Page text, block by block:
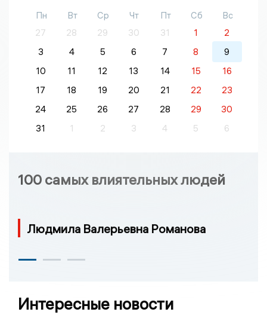
Пн Вт Ср Чт Пт Сб
Вс
27
28 29 30 31 1
2
3
4 5 6 7 8
9
10
11 12 13 14 15
16
17
18 19 20 21 22
23
24
25 26 27 28 29
30
31
1 2 3 4 5 6
100 самых влиятельных людей
Людмила Валерьевна Романова
Интересные новости